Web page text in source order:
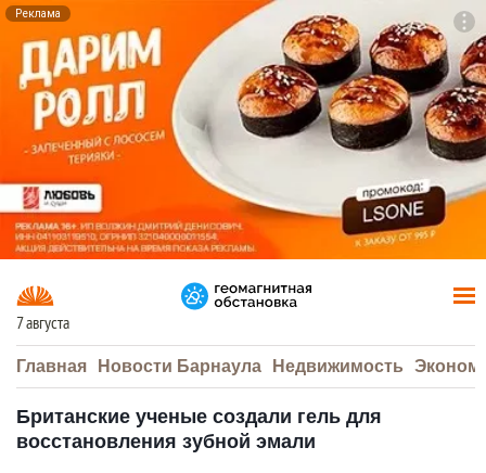
Реклама
7 августа
Главная Новости Барнаула Недвижимость
Британские ученые создали гель для
восстановления зубной эмали